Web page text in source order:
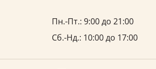
Пн.-Пт.: 9:00 до 21:00
Сб.-Нд.: 10:00 до 17:00